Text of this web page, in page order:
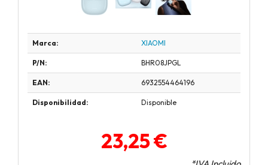
Marca: XIAOMI
P/N: BHR08JPGL
EAN: 6932554464196
Disponibilidad: Disponible
23,25 €